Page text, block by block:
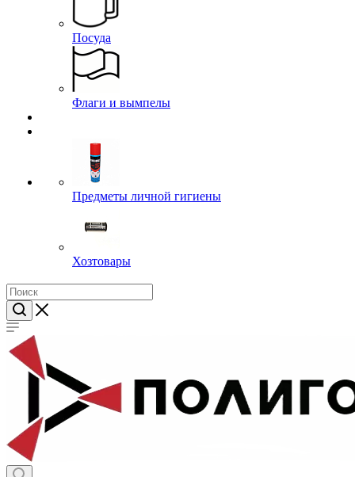
Посуда
Флаги и вымпелы
Предметы личной гигиены
Хозтовары